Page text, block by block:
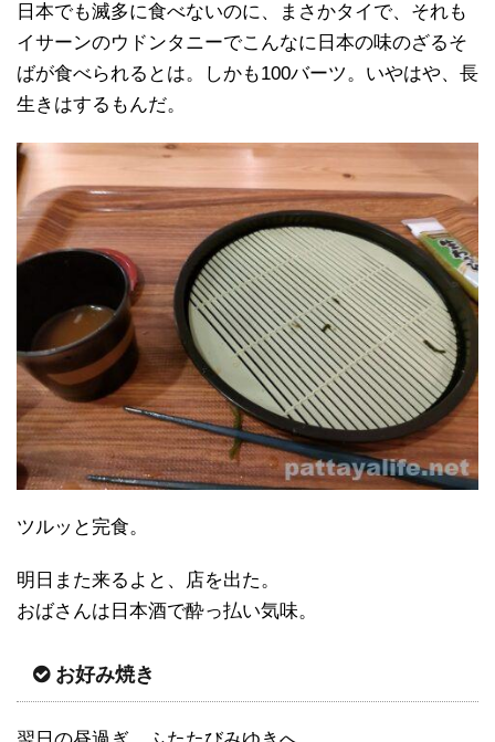
日本でも滅多に食べないのに、まさかタイで、それも
イサーンのウドンタニーでこんなに日本の味のざるそ
ばが食べられるとは。しかも100バーツ。いやはや、長
生きはするもんだ。
ツルッと完食。
明日また来るよと、店を出た。
おばさんは日本酒で酔っ払い気味。
お好み焼き